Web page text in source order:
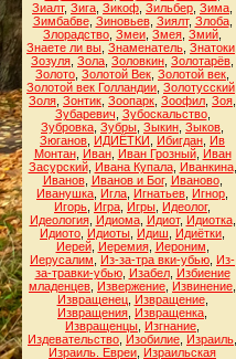
Зиалт, Зига Зикоф Зильбер Зима
Зимбабве, Зиновьев, Зиялт, Злоба,
Злорадство Змеи Змея Змий
Знаете ли вы Знаменатель Знатоки
Зозуля Зола Золовкин Золотарёв
Золото Золотой Век Золотой век
Золотой век Голландии Золотусский
Золя Зонтик Зоопарк Зоофил Зоя
Зубаревич Зубоскальство,
Зубровка Зубры Зыкин Зыков
Зюганов ИДИЁТКИ Ибигдан Ив
Монтан, Иван, Иван Грозный, Иван
Засурский, Ивана Купала, Иванкина,
Иванов, Иванов и Бог, Иваново,
Иванушка Игла Игнатьев Игнор
Игорь Игра Игры Идеолог,
Идеология, Идиома, Идиот, Идиотка,
Идиото Идиоты Идиш Идиётки
Иерей, Иеремия, Иероним
Иерусалим
Из-за-тра вки-убью Из-
за-травки-убью, Изабел, Избиение
младенцев Извержение Извинение
Извращенец, Извращение,
Извращения Извращенка
Извращенцы Изгнание
Издевательство Изобилие Израиль
Израиль. Евреи Израильская